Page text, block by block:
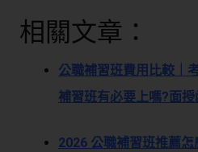
相關文章：
公職補習班費用比較｜
補習班有必要上嗎?面
2026 公職補習班推薦怎